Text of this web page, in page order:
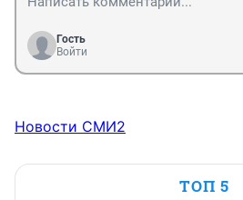
Гость
Войти
Новости СМИ2
ТОП 5